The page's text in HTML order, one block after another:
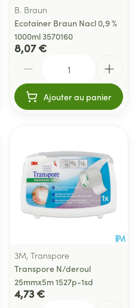
B. Braun
Ecotainer Braun Nacl 0,9 %
1000ml 3570160
8,07 €
Ajouter au panier
3M, Transpore
Transpore N/deroul
25mmx5m 1527p-1sd
4,73 €